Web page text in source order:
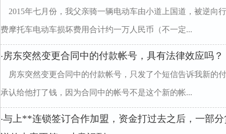
2015年七月份，我父亲骑一辆电动车由小道上国道，被逆向
费摩托车电动车损坏费用合计约一万人民币（不一定...
·房东突然变更合同中的付款帐号，具有法律效应吗？
房东突然变更合同中的付款帐号，只发了个短信告诉我新的
承认给他打了钱，因为合同中的帐号不是这个新的帐...
·与上**连锁签订合作加盟，资金打过去之后，一部